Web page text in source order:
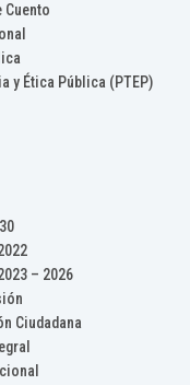
Cuento
y Ética Pública (PTEP)
– 2026
Ciudadana